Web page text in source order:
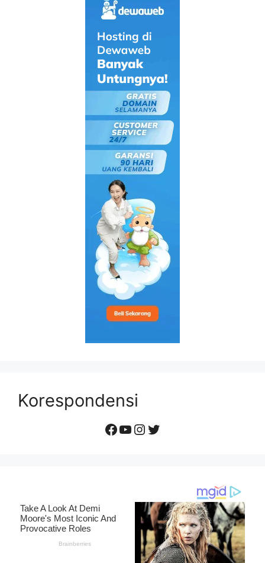
Korespondensi
Facebook
YouTube
Instagram
Twitter